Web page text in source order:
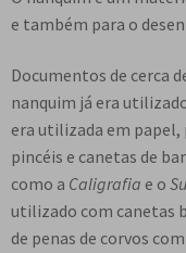
e também para o
Documentos de cerca
nanquim já era
era utilizada em papel,
pincéis e canetas de
como a Caligrafia e o
utilizado com canetas
de penas de corvos